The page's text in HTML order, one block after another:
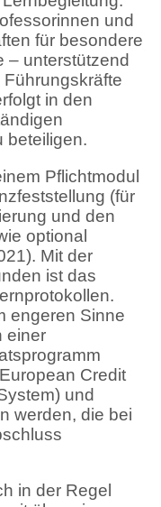
und
für besondere
– unterstützend
in den
beteiligen.
Pflichtmodul
(für
und den
optional
Mit der
ist das
engeren Sinne
einer
Credit
und
werden, die bei
in der Regel